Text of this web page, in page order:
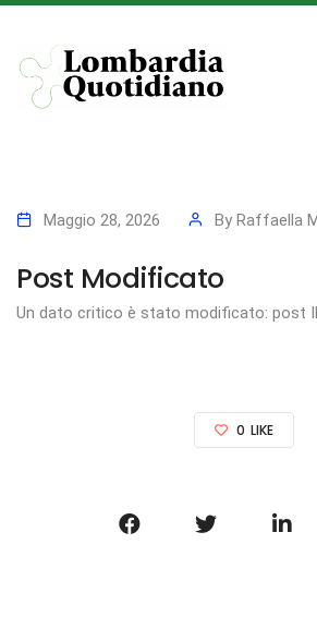
Maggio 28, 2026 By Raffaella
Post Modificato
Un dato critico è stato modificato: post
0 LIKE